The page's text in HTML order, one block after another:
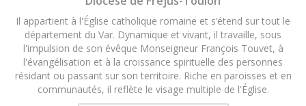
Il appartient à l'Église catholique romaine et s’étend sur tout le
département du Var. Dynamique et vivant, il travaille, sous
l'impulsion de son évêque Monseigneur François Touvet, à
l'évangélisation et à la croissance spirituelle des personnes
résidant ou passant sur son territoire. Riche en paroisses et en
communautés, il reflète le visage multiple de l'Église.